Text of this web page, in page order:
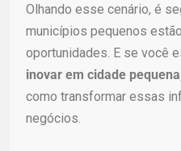
Olhando esse cenário, é
municípios pequenos
oportunidades. E se você
inovar em cidade
como transformar essas
negócios.